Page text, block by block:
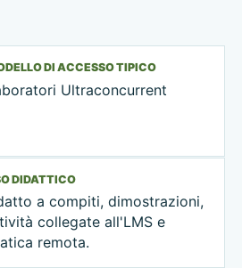
DI ACCESSO TIPICO
Ultraconcurrent
DIDATTICO
a compiti, dimostrazioni,
collegate all'LMS e
remota.